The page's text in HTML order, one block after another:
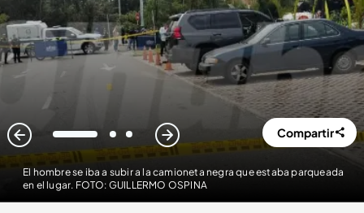
El hombre se iba a subir a la camioneta negra que estaba parqueada
en el lugar. FOTO: GUILLERMO OSPINA
1 2 3 Compartir